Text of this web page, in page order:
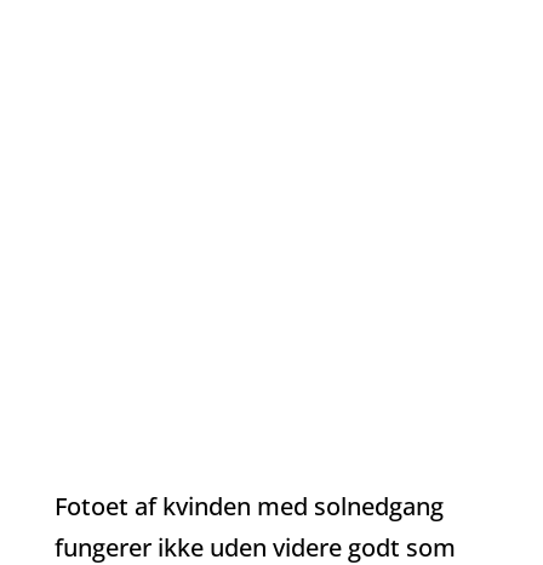
Fotoet af kvinden med solnedgang
fungerer ikke uden videre godt som